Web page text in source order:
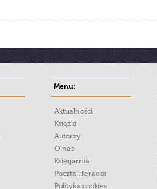
Menu:
Aktualności
Książki
Autorzy
O nas
Księgarnia
Poczta literacka
Polityka cookies